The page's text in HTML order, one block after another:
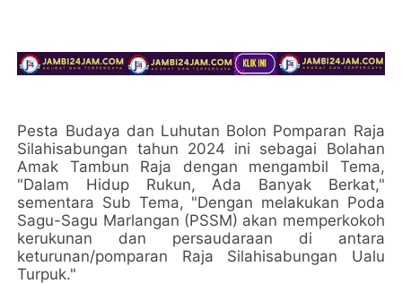
Pesta Budaya dan Luhutan Bolon Pomparan Raja
Silahisabungan tahun 2024 ini sebagai Bolahan
Amak Tambun Raja dengan mengambil Tema,
"Dalam Hidup Rukun, Ada Banyak Berkat,"
sementara Sub Tema, "Dengan melakukan Poda
Sagu-Sagu Marlangan (PSSM) akan memperkokoh
kerukunan dan persaudaraan di antara
keturunan/pomparan Raja Silahisabungan Ualu
Turpuk."